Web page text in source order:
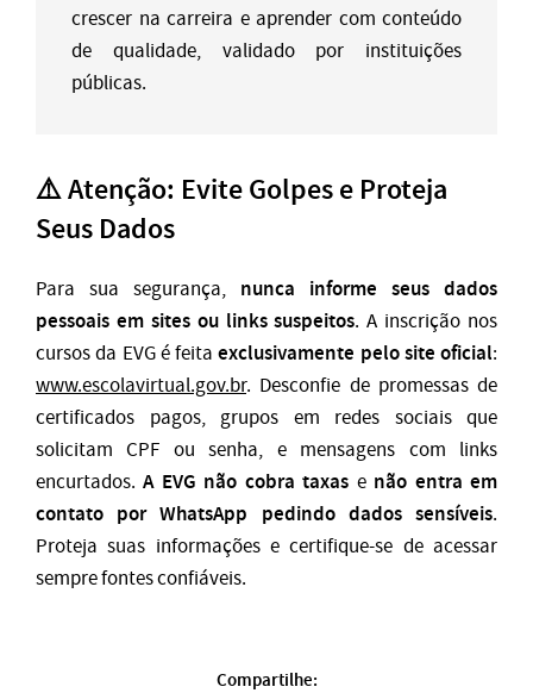
crescer na carreira e aprender com conteúdo
de qualidade, validado por instituições
públicas.
⚠️ Atenção: Evite Golpes e Proteja
Seus Dados
Para sua segurança, nunca informe seus dados
pessoais em sites ou links suspeitos. A inscrição nos
cursos da EVG é feitaexclusivamente pelo site oficial:
www.escolavirtual.gov.br. Desconfie de promessas de
certificados pagos, grupos em redes sociais que
solicitam CPF ou senha, e mensagens com links
encurtados.A EVG não cobra taxas e não entra em
contato por WhatsApp pedindo dados sensíveis.
Proteja suas informações e certifique-se de acessar
sempre fontes confiáveis.
Compartilhe: